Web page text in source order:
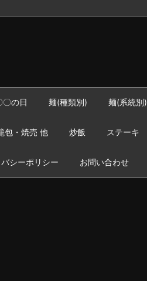
〇の日 麺(種類別) 麺(系統別)
包・焼売 他 炒飯 ステーキ
シーポリシー お問い合わせ